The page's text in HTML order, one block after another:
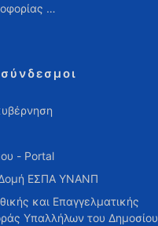
…
- Portal
Δομή ΕΣΠΑ ΥΝΑΝΠ
και Επαγγελματικής
Υπαλλήλων του Δημοσίου